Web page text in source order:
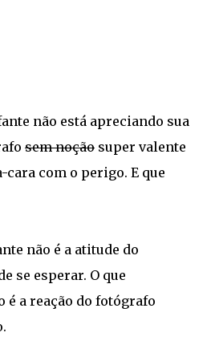
não está apreciando sua
sem noção super valente
cara com o perigo. E que
não é a atitude do
se esperar. O que
a reação do fotógrafo